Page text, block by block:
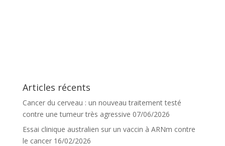
Articles récents
Cancer du cerveau : un nouveau traitement testé
contre une tumeur très agressive 07/06/2026
Essai clinique australien sur un vaccin à ARNm contre
le cancer 16/02/2026